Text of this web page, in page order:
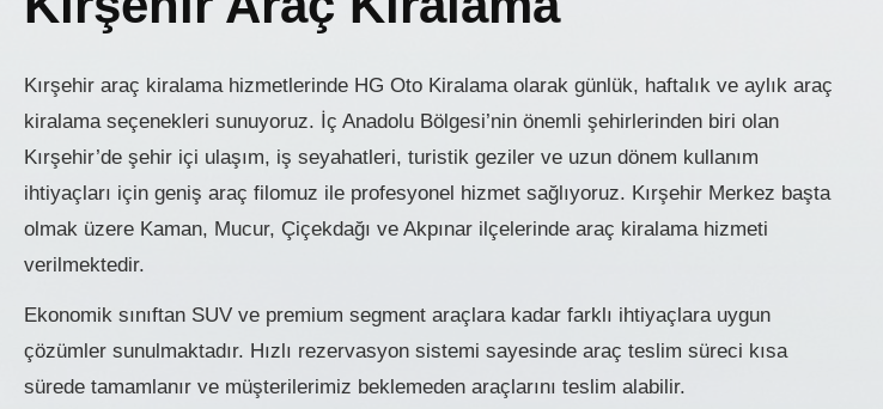
Kırşehir araç kiralama hizmetlerinde HG Oto Kiralama olarak günlük, haftalık ve aylık araç
kiralama seçenekleri sunuyoruz. İç Anadolu Bölgesi’nin önemli şehirlerinden biri olan
Kırşehir’de şehir içi ulaşım, iş seyahatleri, turistik geziler ve uzun dönem kullanım
ihtiyaçları için geniş araç filomuz ile profesyonel hizmet sağlıyoruz. Kırşehir Merkez başta
olmak üzere Kaman, Mucur, Çiçekdağı ve Akpınar ilçelerinde araç kiralama hizmeti
verilmektedir.
Ekonomik sınıftan SUV ve premium segment araçlara kadar farklı ihtiyaçlara uygun
çözümler sunulmaktadır. Hızlı rezervasyon sistemi sayesinde araç teslim süreci kısa
sürede tamamlanır ve müşterilerimiz beklemeden araçlarını teslim alabilir.